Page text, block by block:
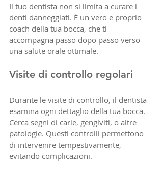
Il tuo dentista non si limita a curare i
denti danneggiati. È un vero e proprio
coach della tua bocca, che ti
accompagna passo dopo passo verso
una salute orale ottimale.
Visite di controllo regolari
Durante le visite di controllo, il dentista
esamina ogni dettaglio della tua bocca.
Cerca segni di carie, gengiviti, o altre
patologie. Questi controlli permettono
di intervenire tempestivamente,
evitando complicazioni.